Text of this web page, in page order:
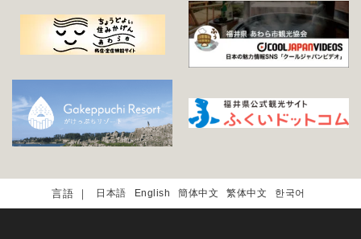
日本語 English 簡体中文 繁体中文 한국어